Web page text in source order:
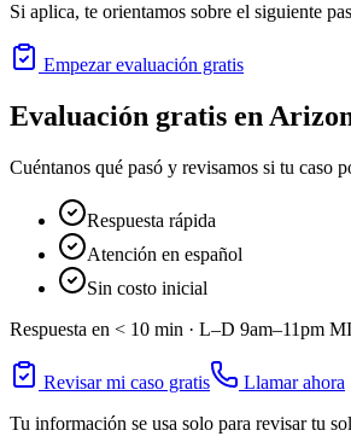
Si aplica, te orientamos sobre el siguiente
Empezar evaluación gratis
Evaluación gratis en
Cuéntanos qué pasó y revisamos si tu caso
Respuesta rápida
Atención en español
Sin costo inicial
Respuesta en < 10 min · L–D 9am–11pm
Revisar mi caso gratis
Llamar ahora
Tu información se usa solo para revisar tu